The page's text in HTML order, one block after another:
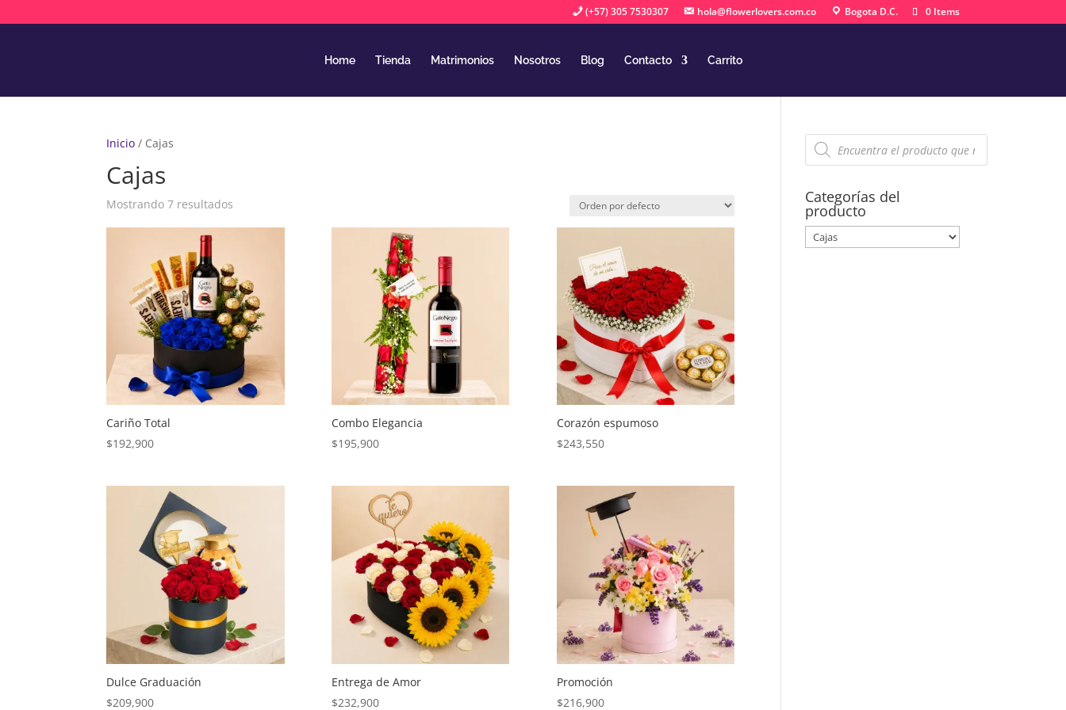
(+57) 305 7530307 hola@flowerlovers.com.co Bogota D.C. 0 Items
Home Tienda Matrimonios Nosotros Blog Contacto Carrito
Inicio / Cajas
Cajas
Mostrando 7 resultados
Cariño Total
$192,900
Combo Elegancia
$195,900
Corazón espumoso
$243,550
Dulce Graduación
$209,900
Entrega de Amor
$232,900
Promoción
$216,900
Búsqueda
de
productos
Categorías del
producto